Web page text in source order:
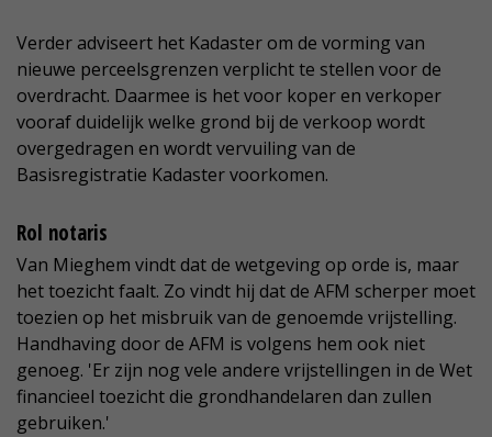
Verder adviseert het Kadaster om de vorming van
nieuwe perceelsgrenzen verplicht te stellen voor de
overdracht. Daarmee is het voor koper en verkoper
vooraf duidelijk welke grond bij de verkoop wordt
overgedragen en wordt vervuiling van de
Basisregistratie Kadaster voorkomen.
Rol notaris
Van Mieghem vindt dat de wetgeving op orde is, maar
het toezicht faalt. Zo vindt hij dat de AFM scherper moet
toezien op het misbruik van de genoemde vrijstelling.
Handhaving door de AFM is volgens hem ook niet
genoeg. 'Er zijn nog vele andere vrijstellingen in de Wet
financieel toezicht die grondhandelaren dan zullen
gebruiken.'